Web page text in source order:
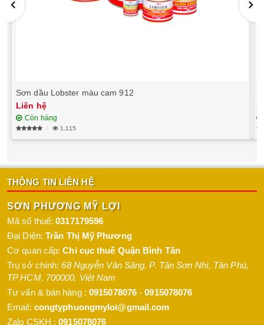
Sơn dầu Lobster màu cam 912
Liên hệ
Còn hàng
1,115
THÔNG TIN LIÊN HỆ
SƠN PHƯƠNG MỸ LỢI
Mã số thuế:0317179596
Đại Diện: Trần Thị Mỹ Phương
Cơ quan cấp:Chi cục thuế Quận Bình Tân
Trụ sở chính:68 Nguyễn Văn Săng, P. Tân Sơn Nhì, Tân Phú,
TP HCM, 700000, Việt Nam
Tư vấn & bán hàng : 0915078076 -0915078076
Email: congtyphuongmyloi@gmail.com
Zalo CSKH :0915078076